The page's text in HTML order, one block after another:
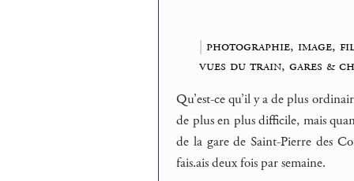
| photographie, image,
vues du train, gares &
Qu’est-ce qu’il y a de plus
de plus en plus difficile, mais
de la gare de Saint-Pierre des
fais.ais deux fois par semaine.